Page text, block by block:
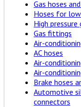
Gas hoses
Hoses for low
High pressure
Gas fittings
Air-
AC hoses
Air-
Air-
Brake hoses
Automotive
connectors